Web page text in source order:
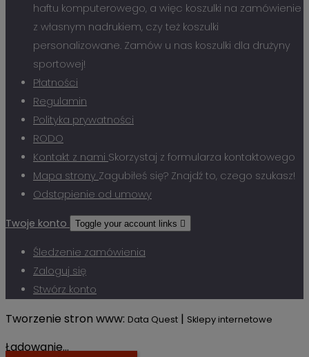
haftu komputerowego, a więc koszulki na zamówienie
z własnym nadrukiem, czy też koszulki
personalizowane. Zamów u nas koszulki dla drużyny
sportowej!
Płatności
Regulamin
Polityka prywatności
RODO
Kontakt z nami Skorzystaj z formularza kontaktowego
Mapa strony Zagubiłeś się? Znajdź to, czego szukasz!
Odstąpienie od umowy
Twoje konto Toggle your account links 
Śledzenie zamówienia
Zaloguj się
Stwórz konto
Tworzenie stron www: Data Quest | Sklepy internetowe
Ładowanie...